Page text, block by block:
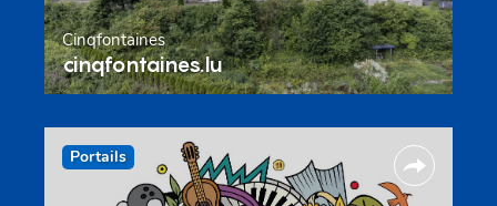
Cinqfontaines
cinqfontaines.lu
Portails